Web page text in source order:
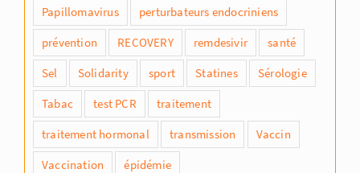
Papillomavirus
perturbateurs endocriniens
prévention
RECOVERY remdesivir
santé
Sel
Solidarity sport Statines
Sérologie
Tabac
test PCR
traitement
traitement hormonal
transmission
Vaccin
Vaccination
épidémie